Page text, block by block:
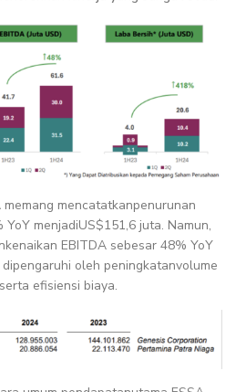
mencatatkanpenurunan
menjadiUS$151,6 juta. Namun,
EBITDA sebesar 48% YoY
oleh peningkatanvolume
efisiensi biaya.